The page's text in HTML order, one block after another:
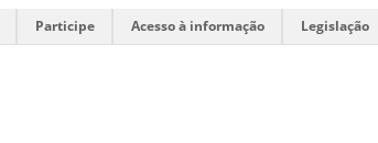
Participe Acesso à informação Legislação